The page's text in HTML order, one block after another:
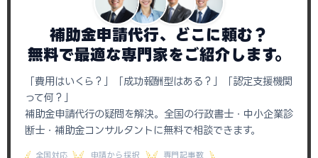
補助金申請代行、どこに頼む？
無料で最適な専門家をご紹介します。
「費用はいくら？」「成功報酬型はある？」「認定支援機関
って何？」
補助金申請代行の疑問を解決。全国の行政書士・中小企業診
断士・補助金コンサルタントに無料で相談できます。
全国対応 申請から採択 専門記事数